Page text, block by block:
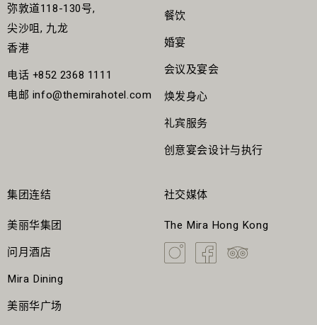
弥敦道118-130号,
尖沙咀, 九龙
香港
电话 +852 2368 1111
电邮 info@themirahotel.com
集团连结
美丽华集团
问月酒店
Mira Dining
美丽华广场
餐饮
婚宴
会议及宴会
焕发身心
礼宾服务
创意宴会设计与执行
社交媒体
The Mira Hong Kong